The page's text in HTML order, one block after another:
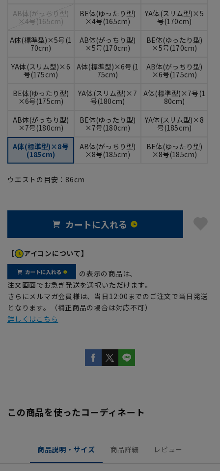
AB体(がっちり型)
×4号(165cm)
BE体(ゆったり型)
×4号(165cm)
YA体(スリム型)×5
号(170cm)
A体(標準型)×5号(1
70cm)
AB体(がっちり型)
×5号(170cm)
BE体(ゆったり型)
×5号(170cm)
YA体(スリム型)×6
号(175cm)
A体(標準型)×6号(1
75cm)
AB体(がっちり型)
×6号(175cm)
BE体(ゆったり型)
×6号(175cm)
YA体(スリム型)×7
号(180cm)
A体(標準型)×7号(1
80cm)
AB体(がっちり型)
×7号(180cm)
BE体(ゆったり型)
×7号(180cm)
YA体(スリム型)×8
号(185cm)
A体(標準型)×8号
(185cm)
AB体(がっちり型)
×8号(185cm)
BE体(ゆったり型)
×8号(185cm)
ウエストの目安： 86cm
カートに入れる
【 アイコンについて】
の表示の商品は、
注文画面でお急ぎ発送を選択いただけます。
さらにメルマガ会員様は、当日12:00までのご注文で当日発送
となります。（補正商品の場合は対応不可）
詳しくはこちら
この商品を使ったコーディネート
商品説明・サイズ 商品詳細 レビュー